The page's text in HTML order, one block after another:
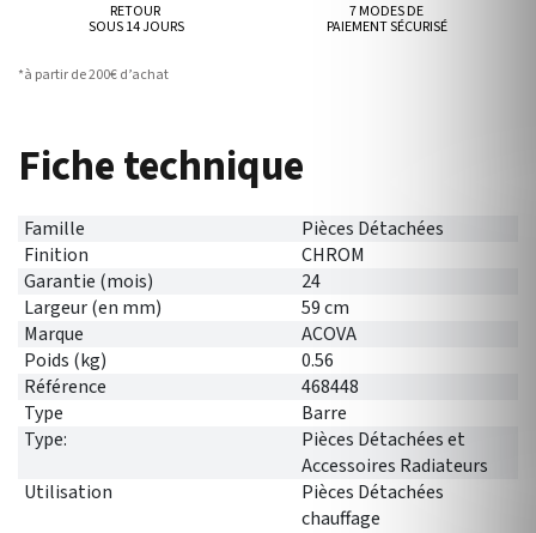
RETOUR
SOUS 14 JOURS
7 MODES DE
PAIEMENT SÉCURISÉ
*à partir de 200€ d’achat
Fiche technique
Famille
Pièces Détachées
Finition
CHROM
Garantie (mois)
24
Largeur (en mm)
59 cm
Marque
ACOVA
Poids (kg)
0.56
Référence
468448
Type
Barre
Type:
Pièces Détachées et
Accessoires Radiateurs
Utilisation
Pièces Détachées
chauffage